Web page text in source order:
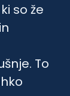
so že
To